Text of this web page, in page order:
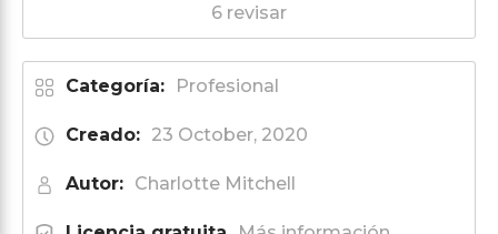
6 revisar
Categoría: Profesional
Creado: 23 October, 2020
Autor: Charlotte Mitchell